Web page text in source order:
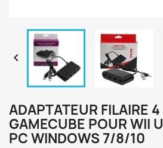

ADAPTATEUR FILAIRE
GAMECUBE POUR WII
PC WINDOWS 7/8/10